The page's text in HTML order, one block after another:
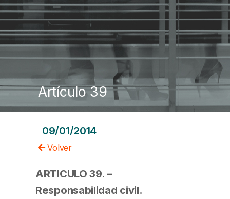
Artículo 39
09/01/2014
Volver
ARTICULO 39. –
Responsabilidad civil.